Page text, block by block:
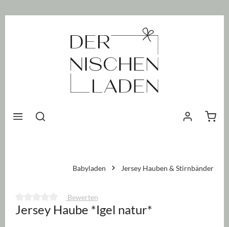
Babyladen Jersey Hauben & Stirnbänder
Durchschnittliche Bewertung von 0 von 5 Sternen
Bewerten
Jersey Haube *Igel natur*